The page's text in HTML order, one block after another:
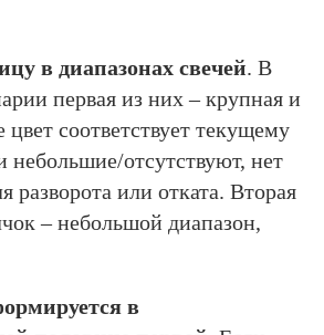
в диапазонах свечей. В
первая из них – крупная и
цвет соответствует текущему
отсутствуют, нет
разворота или отката. Вторая
– небольшой диапазон,
в